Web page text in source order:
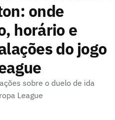
onde
horário e
do jogo
sobre o duelo de ida
League